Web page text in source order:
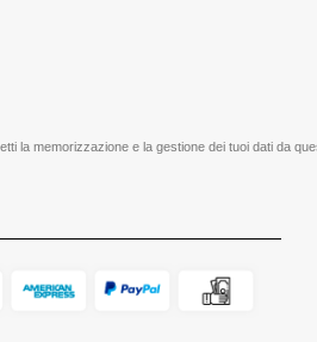
la memorizzazione e la gestione dei tuoi dati da